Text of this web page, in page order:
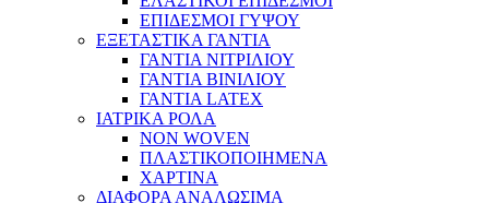
ΕΠΙΔΕΣΜΟΙ ΓΥΨΟΥ
ΕΞΕΤΑΣΤΙΚΑ ΓΑΝΤΙΑ
ΓΑΝΤΙΑ ΝΙΤΡΙΛΙΟΥ
ΓΑΝΤΙΑ ΒΙΝΙΛΙΟΥ
ΓΑΝΤΙΑ LATEX
ΙΑΤΡΙΚΑ ΡΟΛΑ
NON WOVEN
ΠΛΑΣΤΙΚΟΠΟΙΗΜΕΝΑ
ΧΑΡΤΙΝΑ
ΔΙΑΦΟΡΑ ΑΝΑΛΩΣΙΜΑ